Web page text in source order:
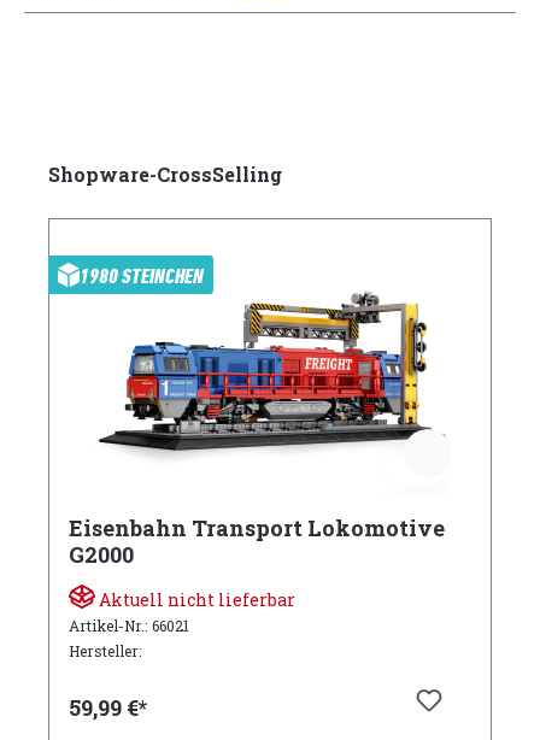
Shopware-CrossSelling
1980 STEINCHEN
Eisenbahn Transport Lokomotive
G2000
Aktuell nicht lieferbar
Artikel-Nr.: 66021
Hersteller:
59,99 €*